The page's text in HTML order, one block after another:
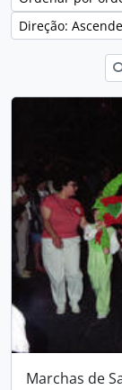
Direção:
Marchas de